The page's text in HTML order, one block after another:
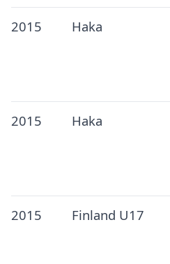
2015 Haka
2015 Haka
2015 Finland U17